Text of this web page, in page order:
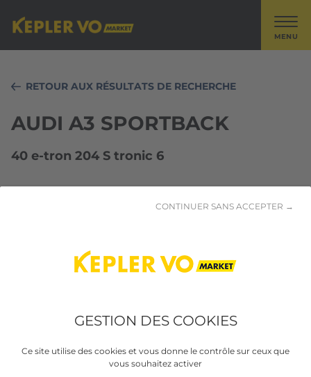
GESTION DES COOKIES
Ce site utilise des cookies et vous donne le contrôle sur ceux que
vous souhaitez activer
CONTINUER SANS ACCEPTER →
MENU
RETOUR AUX RÉSULTATS DE RECHERCHE
AUDI A3 SPORTBACK
40 e-tron 204 S tronic 6